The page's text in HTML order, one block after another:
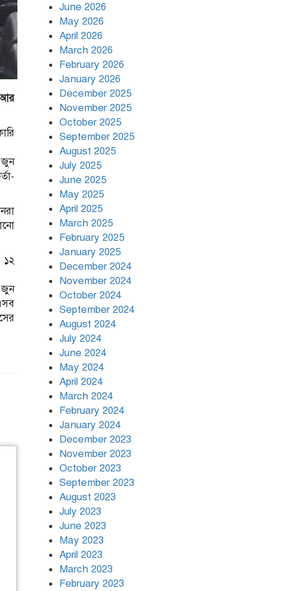
আর
জুন
১২
জুন
বৃষ্টি থামার নাম নেই, পথে পথে
June 2026
May 2026
April 2026
March 2026
February 2026
January 2026
December 2025
November 2025
October 2025
September 2025
August 2025
July 2025
June 2025
May 2025
April 2025
March 2025
February 2025
January 2025
December 2024
November 2024
October 2024
September 2024
August 2024
July 2024
June 2024
May 2024
April 2024
March 2024
February 2024
January 2024
December 2023
November 2023
October 2023
September 2023
August 2023
July 2023
June 2023
May 2023
April 2023
March 2023
February 2023